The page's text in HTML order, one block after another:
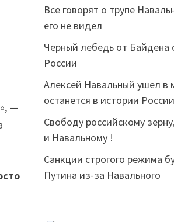
—
Все говорят о трупе
его не видел
Черный лебедь от Байдена
России
Алексей Навальный ушел в
останется в истории России
Свободу российскому
и Навальному !
Санкции строгого режима
Путина из-за Навального